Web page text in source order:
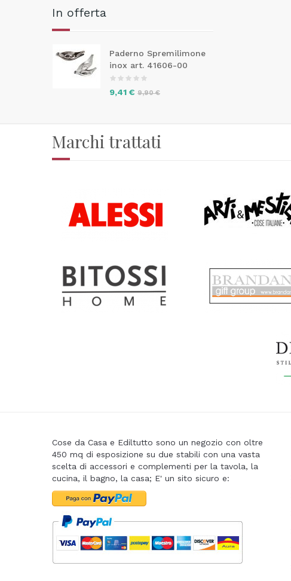
In offerta
Paderno Spremilimone
inox art. 41606-00
9,41 € 9,90 €
Marchi trattati
Cose da Casa e Ediltutto sono un negozio con oltre
450 mq di esposizione su due stabili con una vasta
scelta di accessori e complementi per la tavola, la
cucina, il bagno, la casa; E' un sito sicuro e: